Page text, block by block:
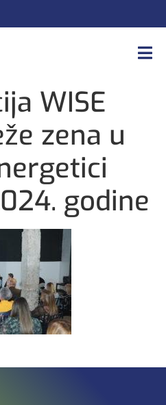
WISE
zena u
godine